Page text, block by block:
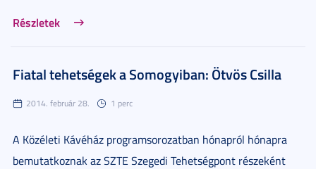
Részletek
Fiatal tehetségek a Somogyiban: Ötvös Csilla
2014. február 28. 1 perc
A Közéleti Kávéház programsorozatban hónapról hónapra
bemutatkoznak az SZTE Szegedi Tehetségpont részeként